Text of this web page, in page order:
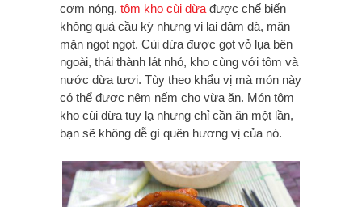
cơm nóng. tôm kho cùi dừa được chế biến
không quá cầu kỳ nhưng vị lại đậm đà, mặn
mặn ngọt ngọt. Cùi dừa được gọt vỏ lụa bên
ngoài, thái thành lát nhỏ, kho cùng với tôm và
nước dừa tươi. Tùy theo khẩu vị mà món này
có thể được nêm nếm cho vừa ăn. Món tôm
kho cùi dừa tuy lạ nhưng chỉ cần ăn một lần,
bạn sẽ không dễ gì quên hương vị của nó.